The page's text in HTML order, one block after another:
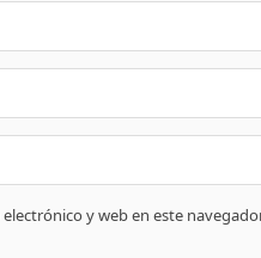
y web en este